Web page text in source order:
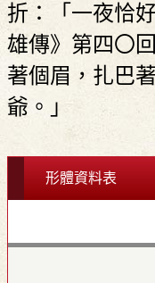
折：「一夜恰
雄傳》第四〇
著個眉，扎巴
爺。」
形體資料表